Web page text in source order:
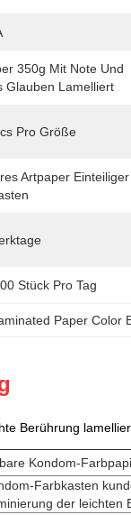
350g Mit Note Und
Glauben Lamelliert
Pro Größe
Artpaper Einteiliger
Stück Pro Tag
Paper Color
Berührung
Kondom-
Farbkasten
der leichten